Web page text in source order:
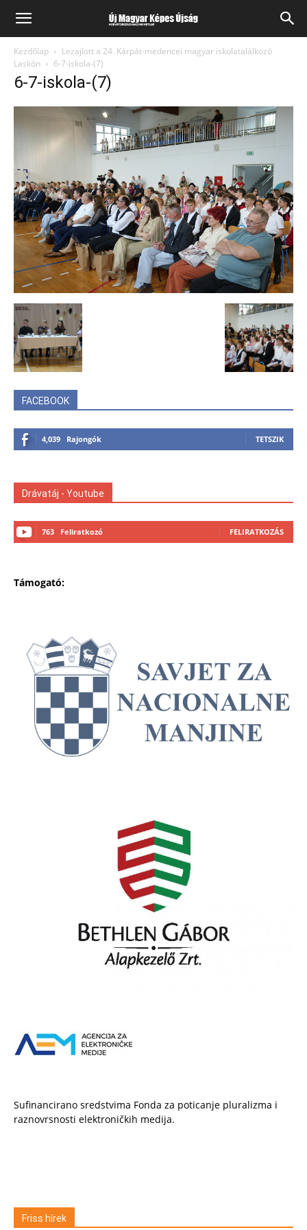
Kezdőlap
Lezajlott a 24. Kárpát-medencei magyar iskolatalálkozó
Laskón
6-7-iskola-(7)
6-7-iskola-(7)
FACEBOOK
4,039 Rajongók TETSZIK
Drávatáj - Youtube
763 Feliratkozó FELIRATKOZÁS
Támogató:
Sufinancirano sredstvima Fonda za poticanje pluralizma i
raznovrsnosti elektroničkih medija.
Friss hírek